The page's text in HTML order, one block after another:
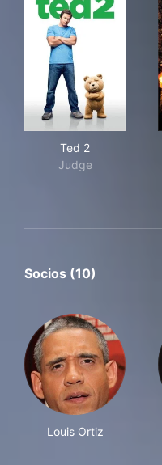
Ted 2
Judge
Socios (10)
Louis Ortiz